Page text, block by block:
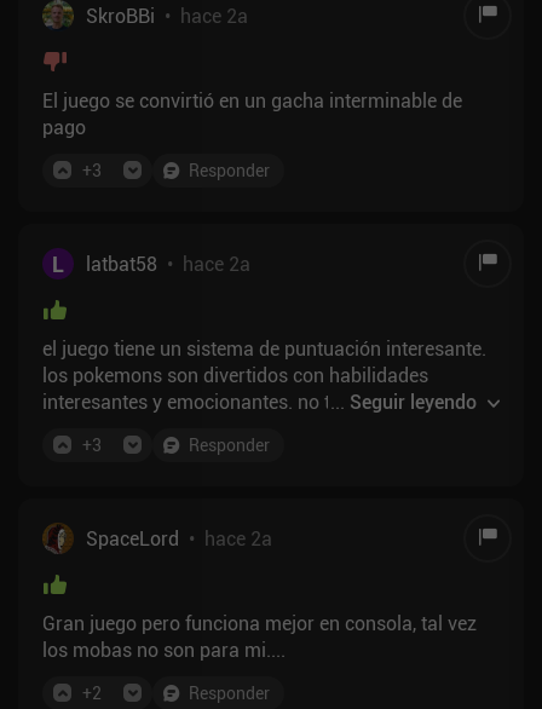
SkroBBi • hace 2a
El juego se convirtió en un gacha interminable de
pago
+3 Responder
L latbat58 • hace 2a
el juego tiene un sistema de puntuación interesante.
los pokemons son divertidos con habilidades
interesantes y emocionantes. no tiene el estrés como
juego es demasiado. toneladas de botones con
buncha inútil y útil (cosas que el efecto dentro del
juego) rogando para que usted pueda gastar algo de
dinero. thoyou puede ignorar la mayor parte de ella y
seguir disfrutando del juego, creo. también creo que
no hay un sistema de energía o combustible, así que
eso es bueno. ADEMAS he estado jugando por un
tiempo, pero creo que estoy jugando con bots lol.
... Seguir leyendo
+3 Responder
SpaceLord • hace 2a
Gran juego pero funciona mejor en consola, tal vez
los mobas no son para mi....
+2 Responder